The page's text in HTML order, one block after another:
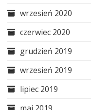
wrzesień 2020
czerwiec 2020
grudzień 2019
wrzesień 2019
lipiec 2019